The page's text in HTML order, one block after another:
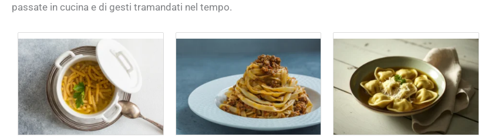
passate in cucina e di gesti tramandati nel tempo.